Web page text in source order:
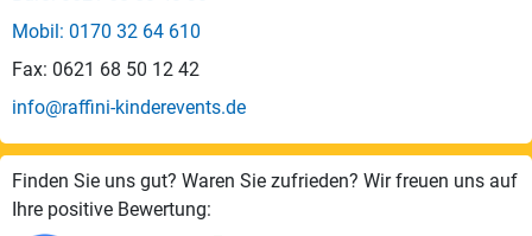
Mobil: 0170 32 64 610
Fax: 0621 68 50 12 42
info@raffini-kinderevents.de
Finden Sie uns gut? Waren Sie zufrieden? Wir freuen uns auf
Ihre positive Bewertung: